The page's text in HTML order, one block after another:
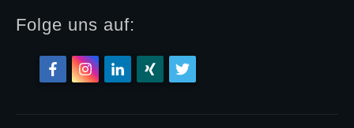
Folge uns auf: